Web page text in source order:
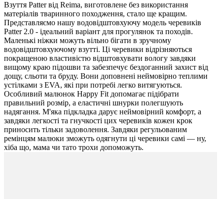
Взуття Patter від Reima, виготовлене без використання
матеріалів тваринного походження, стало ще кращим.
Представляємо нашу водовідштовхуючу модель черевиків
Patter 2.0 - ідеальний варіант для прогулянок та походів.
Маленькі ніжки можуть вільно бігати в зручному
водовідштовхуючому взутті. Ці черевики відрізняються
покращеною властивістю відштовхувати вологу завдяки
вищому краю підошви та забезпечує бездоганний захист від
дощу, сльоти та бруду. Вони доповнені неймовірно теплими
устілками з EVA, які при потребі легко витягуються.
Особливий малюнок Happy Fit допомагає підібрати
правильний розмір, а еластичні шнурки полегшують
надягання. М'яка підкладка дарує неймовірний комфорт, а
завдяки легкості та гнучкості цих черевиків кожен крок
приносить тільки задоволення. Завдяки регульованим
ремінцям малюки зможуть одягнути ці черевики самі — ну,
хіба що, мама чи тато трохи допоможуть.